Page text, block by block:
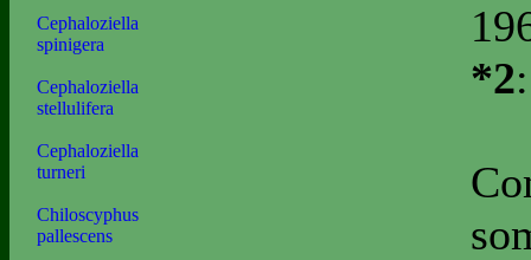
Cephaloziella
spinigera
Cephaloziella
stellulifera
Cephaloziella
turneri
Chiloscyphus
pallescens
*2